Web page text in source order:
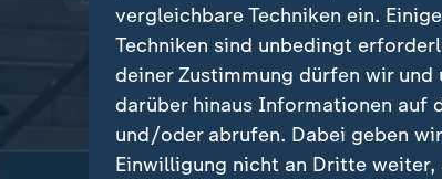
vergleichbare Techniken ein.
Techniken sind unbedingt
deiner Zustimmung dürfen wir und
darüber hinaus Informationen auf
und/oder abrufen. Dabei geben
Einwilligung nicht an Dritte